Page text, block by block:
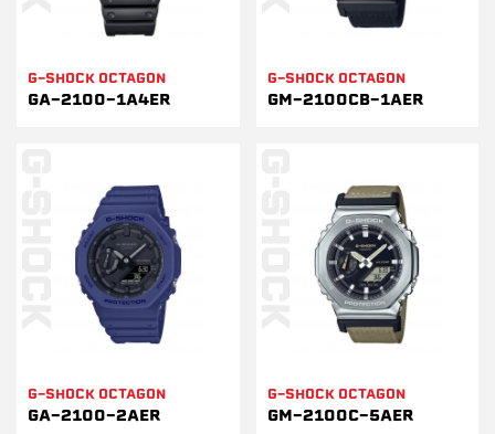
G-SHOCK OCTAGON
GA-2100-1A4ER
G-SHOCK OCTAGON
GM-2100CB-1AER
G-SHOCK OCTAGON
GA-2100-2AER
G-SHOCK OCTAGON
GM-2100C-5AER